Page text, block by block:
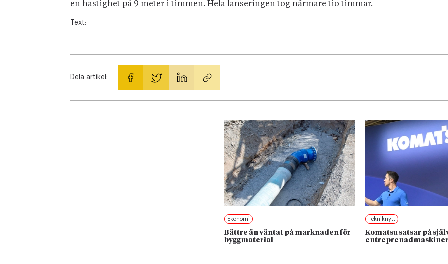
en hastighet på 9 meter i timmen. Hela lanseringen tog närmare tio timmar.
Text:
Dela artikel:
Ekonomi
Bättre än väntat på marknaden för
byggmaterial
Tekniknytt
Komatsu satsar på
entreprenadmaskiner